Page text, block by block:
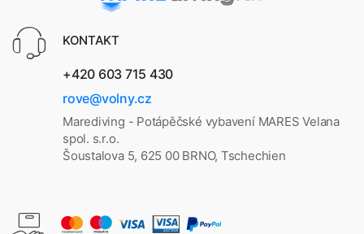
KONTAKT
+420 603 715 430
rove@volny.cz
Marediving - Potápěčské vybavení MARES Velana
spol. s.r.o.
Šoustalova 5, 625 00 BRNO, Tschechien